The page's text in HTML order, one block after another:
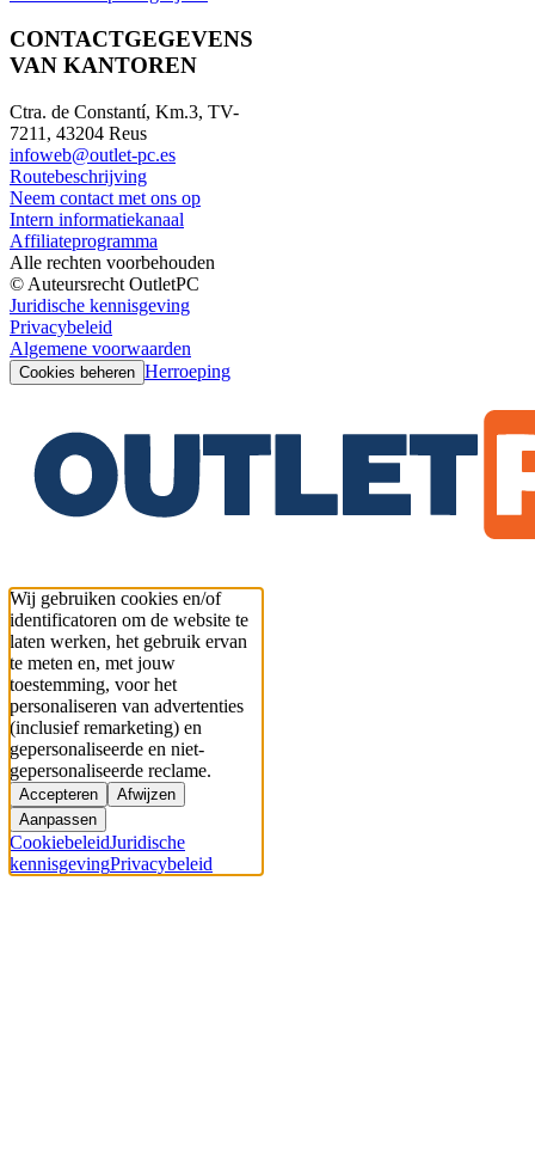
CONTACTGEGEVENS
VAN KANTOREN
Ctra. de Constantí, Km.3, TV-
7211, 43204 Reus
infoweb@outlet-pc.es
Routebeschrijving
Neem contact met ons op
Intern informatiekanaal
Affiliateprogramma
Alle rechten voorbehouden
© Auteursrecht OutletPC
Juridische kennisgeving
Privacybeleid
Algemene voorwaarden
Cookies beheren Herroeping
Wij gebruiken cookies en/of
identificatoren om de website te
laten werken, het gebruik ervan
te meten en, met jouw
toestemming, voor het
personaliseren van advertenties
(inclusief remarketing) en
gepersonaliseerde en niet-
gepersonaliseerde reclame.
Accepteren
Afwijzen
Aanpassen
CookiebeleidJuridische
kennisgevingPrivacybeleid